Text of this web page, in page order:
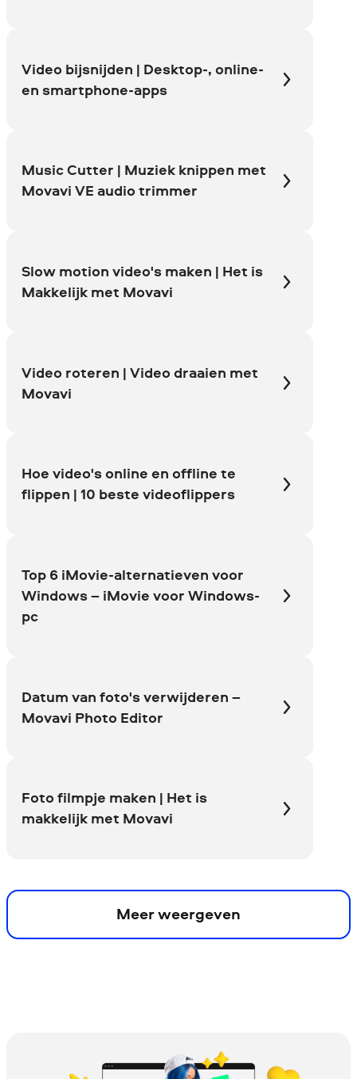
Video bijsnijden | Desktop-, online-
en smartphone-apps
Music Cutter | Muziek knippen met
Movavi VE audio trimmer
Slow motion video's maken | Het is
Makkelijk met Movavi
Video roteren | Video draaien met
Movavi
Hoe video's online en offline te
flippen | 10 beste videoflippers
Top 6 iMovie-alternatieven voor
Windows – iMovie voor Windows-
pc
Datum van foto's verwijderen –
Movavi Photo Editor
Foto filmpje maken | Het is
makkelijk met Movavi
Meer weergeven